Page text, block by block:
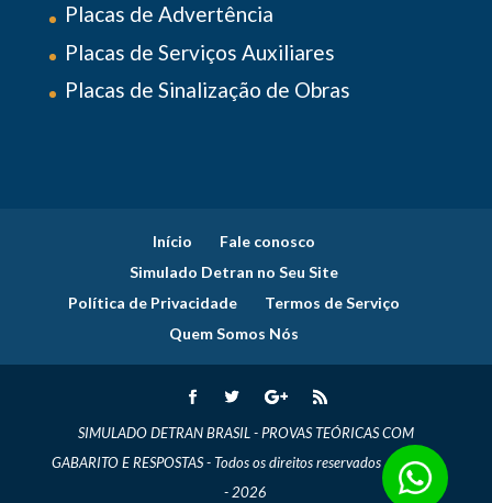
Placas de Advertência
Placas de Serviços Auxiliares
Placas de Sinalização de Obras
Início
Fale conosco
Simulado Detran no Seu Site
Política de Privacidade
Termos de Serviço
Quem Somos Nós
SIMULADO DETRAN BRASIL - PROVAS TEÓRICAS COM
GABARITO E RESPOSTAS - Todos os direitos reservados . © 2014
- 2026